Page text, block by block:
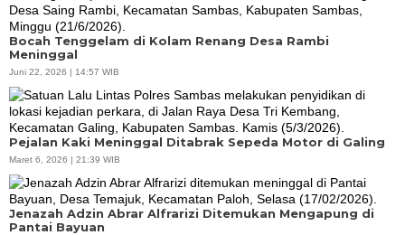
Bocah Tenggelam di Kolam Renang Desa Rambi
Meninggal
Juni 22, 2026 | 14:57 WIB
Pejalan Kaki Meninggal Ditabrak Sepeda Motor di Galing
Maret 6, 2026 | 21:39 WIB
Jenazah Adzin Abrar Alfrarizi Ditemukan Mengapung di
Pantai Bayuan